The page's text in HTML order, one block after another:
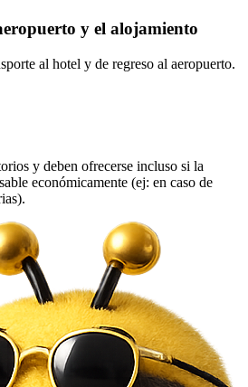
y el alojamiento
al hotel y de regreso al aeropuerto.
y deben ofrecerse incluso si la
económicamente (ej: en caso de